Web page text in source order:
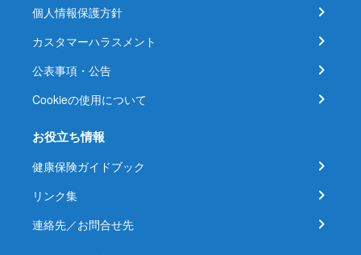
個人情報保護方針
カスタマーハラスメント
公表事項・公告
Cookieの使用について
お役立ち情報
健康保険ガイドブック
リンク集
連絡先／お問合せ先